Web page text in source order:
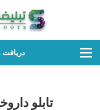
دریافت
تابلو